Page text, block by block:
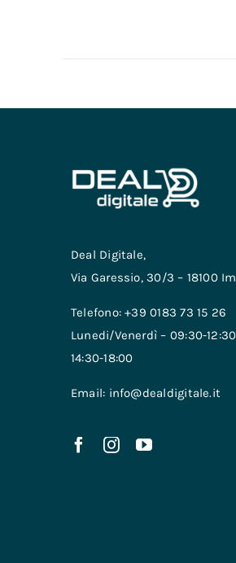
Deal Digitale,
Via Garessio, 30/3 – 18100
Telefono: +39 0183 73 15 26
Lunedi/Venerdì – 09:30-12:30 |
14:30-18:00
Email: info@dealdigitale.it